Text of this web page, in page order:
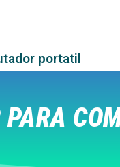
portatil
PARA